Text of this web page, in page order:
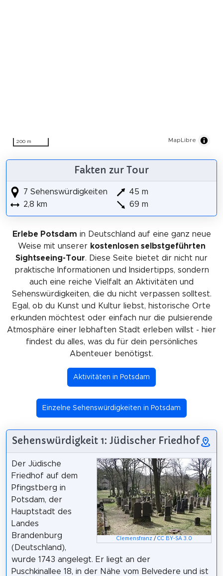
200 m MapLibre
Fakten zur Tour
7 Sehenswürdigkeiten
2,8 km
45 m
69 m
Erlebe Potsdam in Deutschland auf eine ganz neue
Weise mit unserer kostenlosen selbstgeführten
Sightseeing-Tour. Diese Seite bietet dir nicht nur
praktische Informationen und Insidertipps, sondern
auch eine reiche Vielfalt an Aktivitäten und
Sehenswürdigkeiten, die du nicht verpassen solltest.
Egal, ob du Kunst und Kultur liebst, historische Orte
erkunden möchtest oder einfach nur die pulsierende
Atmosphäre einer lebhaften Stadt erleben willst - hier
findest du alles, was du für dein persönliches
Abenteuer benötigst.
Aktivitäten in Potsdam
Einzelne Sehenswürdigkeiten in Potsdam
Sehenswürdigkeit 1: Jüdischer Friedhof
Clemensfranz / CC BY-SA 3.0
Der Jüdische
Friedhof auf dem
Pfingstberg in
Potsdam, der
Hauptstadt des
Landes
Brandenburg
(Deutschland),
wurde 1743 angelegt. Er liegt an der
Puschkinallee 18, in der Nähe vom Belvedere und ist